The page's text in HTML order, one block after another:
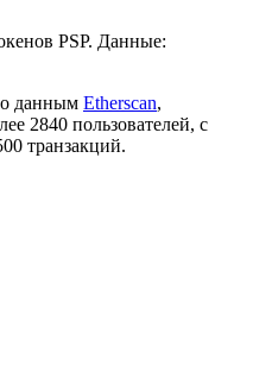
PSP. Данные:
данным Etherscan,
2840 пользователей, с
транзакций.